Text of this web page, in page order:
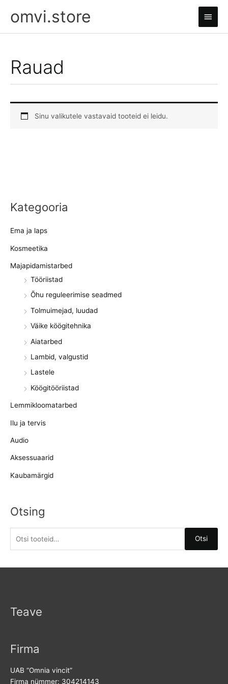
omvi.store
Main
Menu
Kategooria
Ema ja laps
Kosmeetika
Majapidamistarbed
Tööriistad
Õhu reguleerimise seadmed
Tolmuimejad, luudad
Väike köögitehnika
Aiatarbed
Lambid, valgustid
Lastele
Köögitööriistad
Lemmikloomatarbed
Ilu ja tervis
Audio
Aksessuaarid
Kaubamärgid
Otsing
Otsi
Rauad
Sinu valikutele vastavaid tooteid ei leidu.
Teave
Firma
UAB “Omnia vincit”
Firma nümmer: 304214143